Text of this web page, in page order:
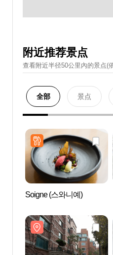
附近推荐景点
查看附近半径50公里內的景点(
全部 景点
Soigne (스와니예)